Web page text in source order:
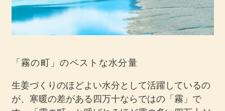
「霧の町」のベストな水分量
生姜づくりのほどよい水分として活躍しているの
が、寒暖の差がある四万十ならではの「霧」で